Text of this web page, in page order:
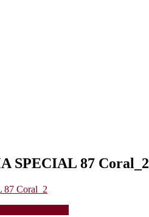
SPECIAL 87 Coral_2